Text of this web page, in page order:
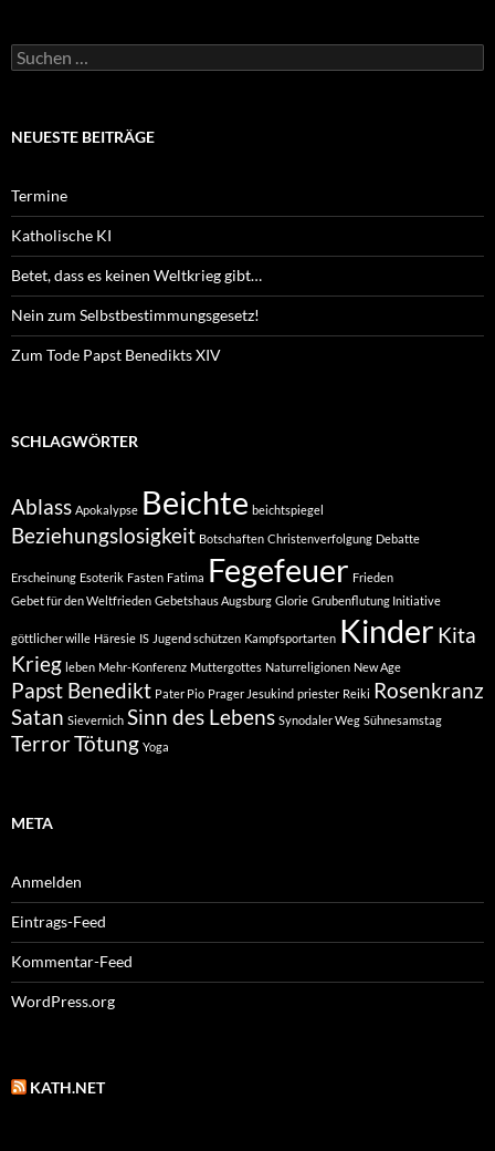
Suchen
nach:
NEUESTE BEITRÄGE
Termine
Katholische KI
Betet, dass es keinen Weltkrieg gibt…
Nein zum Selbstbestimmungsgesetz!
Zum Tode Papst Benedikts XIV
SCHLAGWÖRTER
Ablass Apokalypse Beichte beichtspiegel
Beziehungslosigkeit Botschaften Christenverfolgung Debatte
Erscheinung Esoterik Fasten Fatima Fegefeuer Frieden
Gebet für den Weltfrieden Gebetshaus Augsburg Glorie Grubenflutung Initiative
göttlicher wille Häresie IS Jugend schützen Kampfsportarten Kinder Kita
Krieg leben Mehr-Konferenz Muttergottes Naturreligionen New Age
Papst Benedikt Pater Pio Prager Jesukind priester Reiki Rosenkranz
Satan Sievernich Sinn des Lebens Synodaler Weg Sühnesamstag
TerrorTötung Yoga
META
Anmelden
Eintrags-Feed
Kommentar-Feed
WordPress.org
KATH.NET